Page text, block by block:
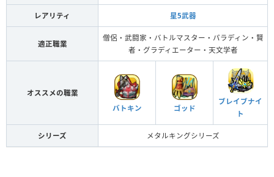
レアリティ 星5武器
適正職業
僧侶・武闘家・バトルマスター・パラディン・賢
者・グラディエーター・天文学者
オススメの職業
バトキン
ゴッド
ブレイブナイ
ト
シリーズ メタルキングシリーズ